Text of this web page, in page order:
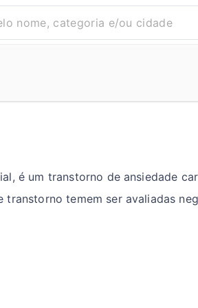
é um transtorno de ansiedade
temem ser avaliadas